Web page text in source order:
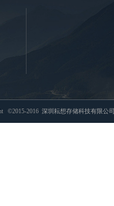
©2015-2016 深圳耘想存储科技有限公司